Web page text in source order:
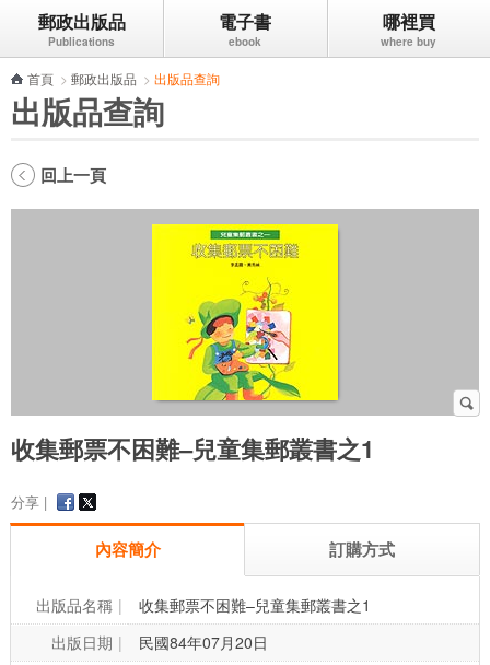
跳到主要內容區塊
郵政出版品 電子書 哪裡買
首頁 > 郵政出版品 > 出版品查詢
出版品查詢
回上一頁
收集郵票不困難–兒童集郵叢書之1
分享 |
內容簡介 訂購方式
出版品名稱
收集郵票不困難–兒童集郵叢書之1
出版日期
民國84年07月20日